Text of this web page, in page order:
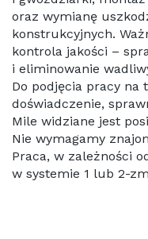
oraz wymianę
konstrukcyjnych.
kontrola jakości –
i eliminowanie
Do podjęcia pracy na
doświadczenie,
Mile widziane jest
Nie wymagamy
Praca, w zależności
w systemie 1 lub 2-